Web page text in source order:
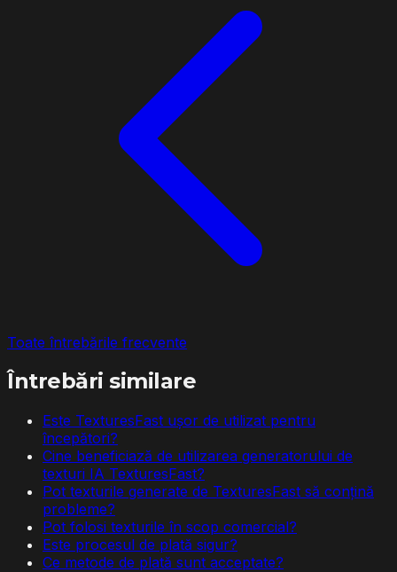
Toate întrebările frecvente
Întrebări similare
Este TexturesFast ușor de utilizat pentru
începători?
Cine beneficiază de utilizarea generatorului de
texturi IA TexturesFast?
Pot texturile generate de TexturesFast să conțină
probleme?
Pot folosi texturile în scop comercial?
Este procesul de plată sigur?
Ce metode de plată sunt acceptate?